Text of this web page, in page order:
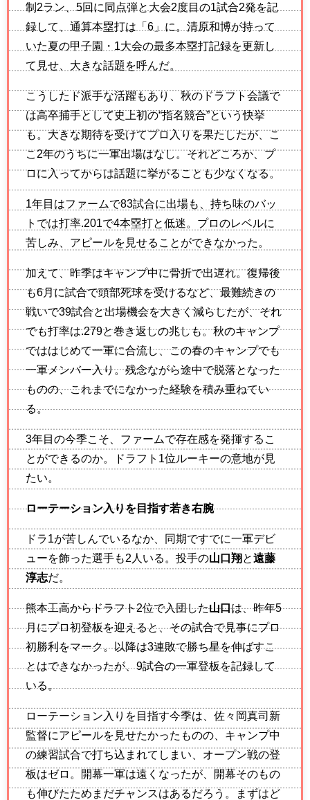
制2ラン、5回に同点弾と大会2度目の1試合2発を記
録して、通算本塁打は「6」に。清原和博が持って
いた夏の甲子園・1大会の最多本塁打記録を更新し
て見せ、大きな話題を呼んだ。
こうしたド派手な活躍もあり、秋のドラフト会議で
は高卒捕手として史上初の“指名競合”という快挙
も。大きな期待を受けてプロ入りを果たしたが、こ
こ2年のうちに一軍出場はなし。それどころか、プ
ロに入ってからは話題に挙がることも少なくなる。
1年目はファームで83試合に出場も、持ち味のバッ
トでは打率.201で4本塁打と低迷。プロのレベルに
苦しみ、アピールを見せることができなかった。
加えて、昨季はキャンプ中に骨折で出遅れ。復帰後
も6月に試合で頭部死球を受けるなど、最難続きの
戦いで39試合と出場機会を大きく減らしたが、それ
でも打率は.279と巻き返しの兆しも。秋のキャンプ
でははじめて一軍に合流し、この春のキャンプでも
一軍メンバー入り。残念ながら途中で脱落となった
ものの、これまでになかった経験を積み重ねてい
る。
3年目の今季こそ、ファームで存在感を発揮するこ
とができるのか。ドラフト1位ルーキーの意地が見
たい。
ローテーション入りを目指す若き右腕
ドラ1が苦しんでいるなか、同期ですでに一軍デビ
ューを飾った選手も2人いる。投手の山口翔 と遠藤
淳志だ。
熊本工高からドラフト2位で入団した山口は、昨年5
月にプロ初登板を迎えると、その試合で見事にプロ
初勝利をマーク。以降は3連敗で勝ち星を伸ばすこ
とはできなかったが、9試合の一軍登板を記録して
いる。
ローテーション入りを目指す今季は、佐々岡真司新
監督にアピールを見せたかったものの、キャンプ中
の練習試合で打ち込まれてしまい、オープン戦の登
板はゼロ。開幕一軍は遠くなったが、開幕そのもの
も伸びたためまだチャンスはあるだろう。まずはど